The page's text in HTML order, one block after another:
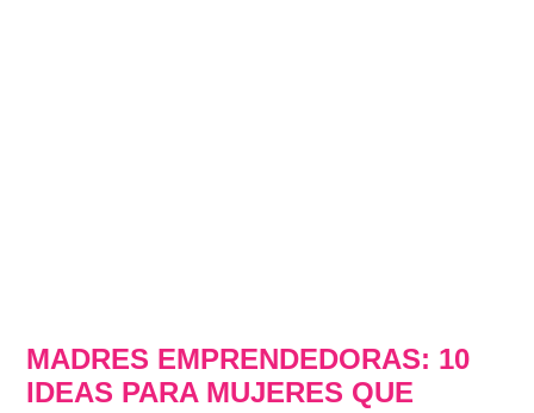
MADRES EMPRENDEDORAS: 10
IDEAS PARA MUJERES QUE